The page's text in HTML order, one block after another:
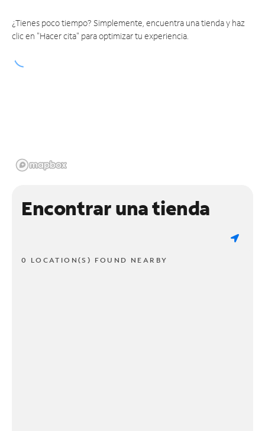
¿Tienes poco tiempo? Simplemente, encuentra una tienda y haz
clic en "Hacer cita" para optimizar tu experiencia.
Encontrar una tienda
0 LOCATION(S) FOUND NEARBY